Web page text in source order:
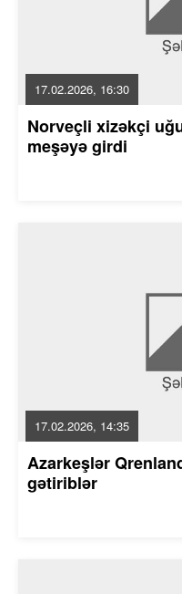
17.02.2026, 16:30
Norveçli xizəkçi
meşəyə girdi
17.02.2026, 14:35
Azarkeşlər
gətiriblər